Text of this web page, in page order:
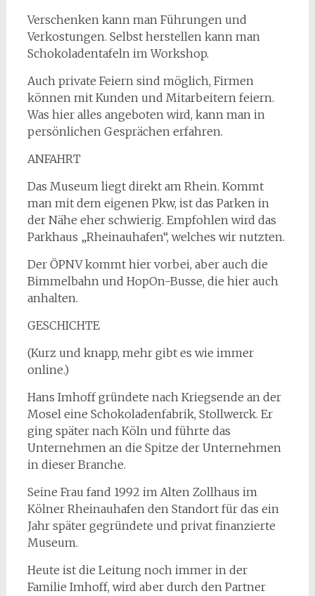
Verschenken kann man Führungen und
Verkostungen. Selbst herstellen kann man
Schokoladentafeln im Workshop.
Auch private Feiern sind möglich, Firmen
können mit Kunden und Mitarbeitern feiern.
Was hier alles angeboten wird, kann man in
persönlichen Gesprächen erfahren.
ANFAHRT
Das Museum liegt direkt am Rhein. Kommt
man mit dem eigenen Pkw, ist das Parken in
der Nähe eher schwierig. Empfohlen wird das
Parkhaus „Rheinauhafen“, welches wir nutzten.
Der ÖPNV kommt hier vorbei, aber auch die
Bimmelbahn und HopOn-Busse, die hier auch
anhalten.
GESCHICHTE
(Kurz und knapp, mehr gibt es wie immer
online.)
Hans Imhoff gründete nach Kriegsende an der
Mosel eine Schokoladenfabrik, Stollwerck. Er
ging später nach Köln und führte das
Unternehmen an die Spitze der Unternehmen
in dieser Branche.
Seine Frau fand 1992 im Alten Zollhaus im
Kölner Rheinauhafen den Standort für das ein
Jahr später gegründete und privat finanzierte
Museum.
Heute ist die Leitung noch immer in der
Familie Imhoff, wird aber durch den Partner